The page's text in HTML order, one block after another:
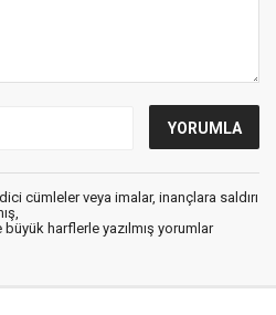
cümleler veya imalar, inançlara saldırı
harflerle yazılmış yorumlar